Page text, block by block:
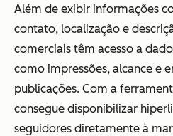
Além de exibir informações
contato, localização e
comerciais têm acesso a
como impressões, alcance e
publicações. Com a
consegue disponibilizar
seguidores diretamente à